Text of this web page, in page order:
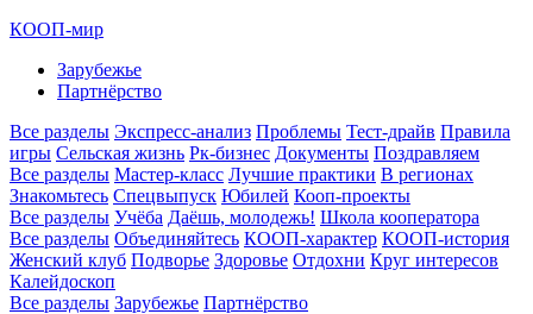
КООП-мир
Зарубежье
Партнёрство
Все разделы Экспресс-анализ Проблемы Тест-драйв Правила
игры Сельская жизнь Рк-бизнес Документы Поздравляем
Все разделы Мастер-класс Лучшие практики В регионах
Знакомьтесь Спецвыпуск Юбилей Кооп-проекты
Все разделы Учёба Даёшь, молодежь! Школа кооператора
Все разделы Объединяйтесь КООП-характер КООП-история
Женский клуб Подворье Здоровье Отдохни Круг интересов
Калейдоскоп
Все разделы Зарубежье Партнёрство